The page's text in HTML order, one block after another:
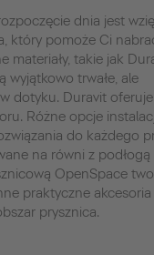
dnia jest
który pomoże Ci
materiały, takie jak
wyjątkowo trwałe, ale
dotyku. Duravit
Różne opcje
do każdego
na równi z podłogą
OpenSpace
praktyczne akcesoria
prysznica.